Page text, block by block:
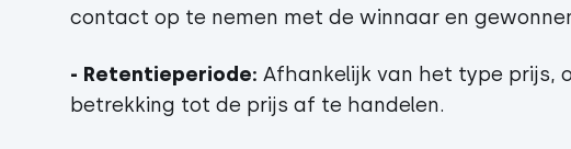
contact op te nemen met de winnaar en
- Retentieperiode: Afhankelijk van het type prijs,
betrekking tot de prijs af te handelen.